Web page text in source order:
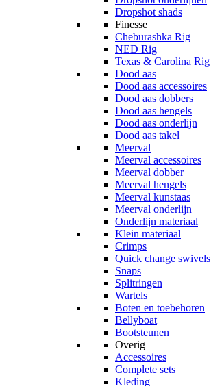
Dropshot shads
Finesse
Cheburashka Rig
NED Rig
Texas & Carolina Rig
Dood aas
Dood aas accessoires
Dood aas dobbers
Dood aas hengels
Dood aas onderlijn
Dood aas takel
Meerval
Meerval accessoires
Meerval dobber
Meerval hengels
Meerval kunstaas
Meerval onderlijn
Onderlijn materiaal
Klein materiaal
Crimps
Quick change swivels
Snaps
Splitringen
Wartels
Boten en toebehoren
Bellyboat
Bootsteunen
Overig
Accessoires
Complete sets
Kleding